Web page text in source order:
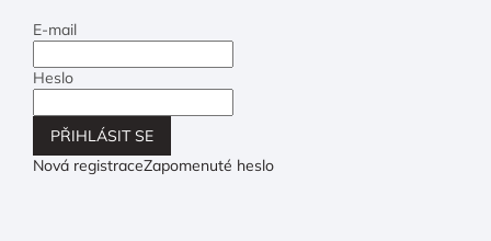
E-mail
Heslo
PŘIHLÁSIT SE
Nová registraceZapomenuté heslo